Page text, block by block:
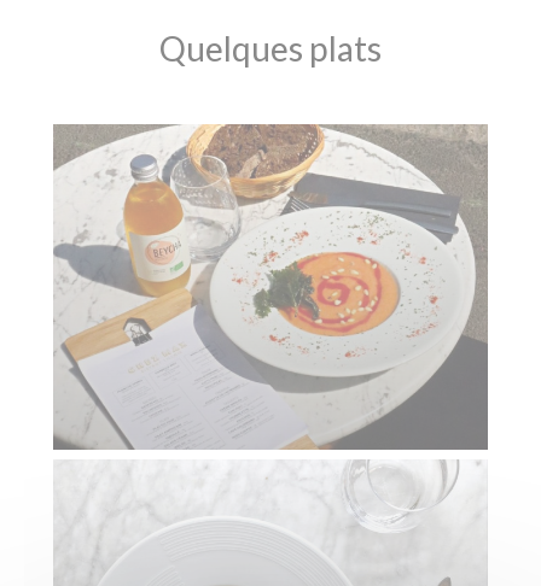
Quelques plats